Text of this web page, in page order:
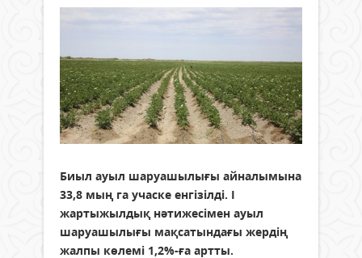
Биыл ауыл шаруашылығы айналымына
33,8 мың га учаске енгізілді. І
жартыжылдық нәтижесімен ауыл
шаруашылығы мақсатындағы жердің
жалпы көлемі 1,2%-ға артты.